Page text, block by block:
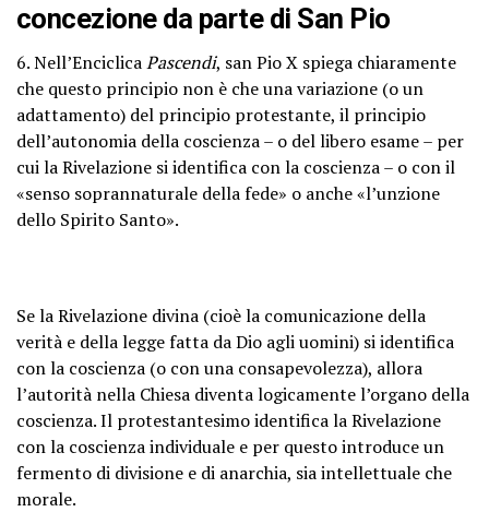
concezione da parte di San Pio
6. Nell’EnciclicaPascendi, san Pio X spiega chiaramente
che questo principio non è che una variazione (o un
adattamento) del principio protestante, il principio
dell’autonomia della coscienza – o del libero esame – per
cui la Rivelazione si identifica con la coscienza – o con il
«senso soprannaturale della fede» o anche «l’unzione
dello Spirito Santo».
Se la Rivelazione divina (cioè la comunicazione della
verità e della legge fatta da Dio agli uomini) si identifica
con la coscienza (o con una consapevolezza), allora
l’autorità nella Chiesa diventa logicamente l’organo della
coscienza. Il protestantesimo identifica la Rivelazione
con la coscienza individuale e per questo introduce un
fermento di divisione e di anarchia, sia intellettuale che
morale.